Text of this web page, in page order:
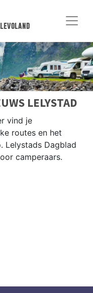
LELYSTAD
vind je
routes en het
Lelystads Dagblad
camperaars.